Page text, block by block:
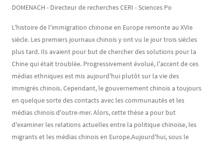
DOMENACH - Directeur de recherches CERI - Sciences Po
L'histoire de l'immigration chinoise en Europe remonte au XVIe
siècle. Les premiers journaux chinois y ont vu le jour trois siècles
plus tard. Ils avaient pour but de chercher des solutions pour la
Chine qui était troublée. Progressivement évolué, l'accent de ces
médias ethniques est mis aujourd'hui plutôt sur la vie des
immigrés chinois. Cependant, le gouvernement chinois a toujours
en quelque sorte des contacts avec les communautés et les
médias chinois d'outre-mer. Alors, cette thèse a pour but
d'examiner les relations actuelles entre la politique chinoise, les
migrants et les médias chinois en Europe.Aujourd'hui, sous le